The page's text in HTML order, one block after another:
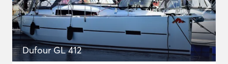
Dufour GL 412